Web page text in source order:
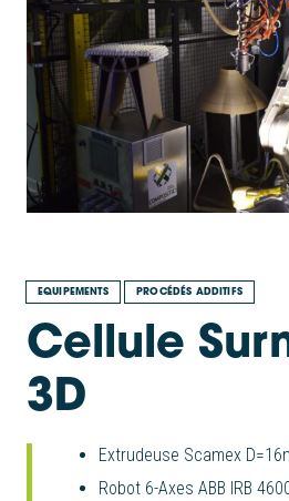
EQUIPEMENTS PROCÉDÉS ADDITIFS
Cellule
3D
Extrudeuse Scamex
Robot 6-Axes ABB IRB